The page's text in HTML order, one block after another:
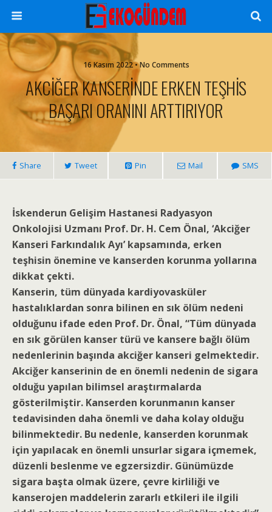
16 Kasım 2022 • No Comments
AKCİĞER KANSERİNDE ERKEN TEŞHİS
BAŞARI ORANINI ARTTIRIYOR
Share Tweet Pin Mail SMS
İskenderun Gelişim Hastanesi Radyasyon
Onkolojisi Uzmanı Prof. Dr. H. Cem Önal, ‘Akciğer
Kanseri Farkındalık Ayı’ kapsamında, erken
teşhisin önemine ve kanserden korunma yollarına
dikkat çekti.
Kanserin, tüm dünyada kardiyovasküler
hastalıklardan sonra bilinen en sık ölüm nedeni
olduğunu ifade eden Prof. Dr. Önal, “Tüm dünyada
en sık görülen kanser türü ve kansere bağlı ölüm
nedenlerinin başında akciğer kanseri gelmektedir.
Akciğer kanserinin de en önemli nedenin de sigara
olduğu yapılan bilimsel araştırmalarda
gösterilmiştir. Kanserden korunmanın kanser
tedavisinden daha önemli ve daha kolay olduğu
bilinmektedir. Bu nedenle, kanserden korunmak
için yapılacak en önemli unsurlar sigara içmemek,
düzenli beslenme ve egzersizdir. Günümüzde
sigara başta olmak üzere, çevre kirliliği ve
kanserojen maddelerin zararlı etkileri ile ilgili